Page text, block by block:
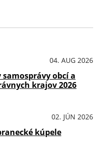
04. AUG 2026
obcí a
krajov 2026
02. JÚN 2026
kúpele